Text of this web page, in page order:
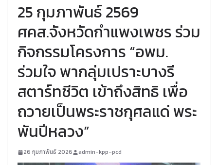
25 กุมภาพันธ์ 2569
ศคส.จังหวัดกำแพงเพชร ร่วม
กิจกรรมโครงการ “อพม.
ร่วมใจ พากลุ่มเปราะบางรี
สตาร์ทชีวิต เข้าถึงสิทธิ เพื่อ
ถวายเป็นพระราชกุศลแด่ พระ
พันปีหลวง”
26 กุมภาพันธ์ 2026 admin-kpp-pcd